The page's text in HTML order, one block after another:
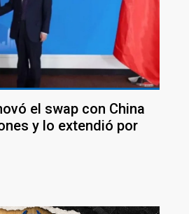
el swap con China
y lo extendió por